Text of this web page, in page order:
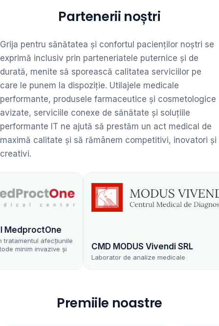
Partenerii noștri
Grija pentru sănătatea și confortul pacienților noștri se
exprimă inclusiv prin parteneriatele puternice și de
durată, menite să sporească calitatea serviciilor pe
care le punem la dispoziție. Utilajele medicale
performante, produsele farmaceutice și cosmetologice
avizate, serviciile conexe de sănătate și soluțiile
performante IT ne ajută să prestăm un act medical de
maximă calitate și să rămânem competitivi, inovatori și
creativi.
afecțiunile
invazive și
CMD MODUS Vivendi SRL
Laborator de analize medicale
Premiile noastre